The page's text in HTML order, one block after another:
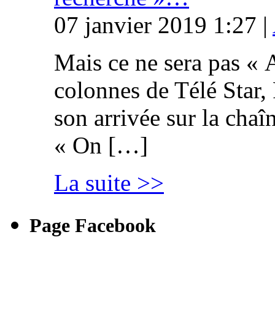
07 janvier 2019 1:27 |
Mais ce ne sera pas «
colonnes de Télé
son arrivée sur la
« On […]
La suite >>
Page Facebook